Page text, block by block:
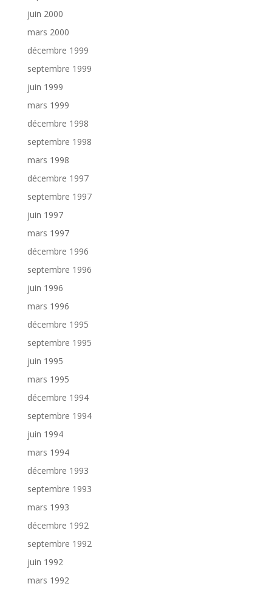
juin 2000
mars 2000
décembre 1999
septembre 1999
juin 1999
mars 1999
décembre 1998
septembre 1998
mars 1998
décembre 1997
septembre 1997
juin 1997
mars 1997
décembre 1996
septembre 1996
juin 1996
mars 1996
décembre 1995
septembre 1995
juin 1995
mars 1995
décembre 1994
septembre 1994
juin 1994
mars 1994
décembre 1993
septembre 1993
mars 1993
décembre 1992
septembre 1992
juin 1992
mars 1992